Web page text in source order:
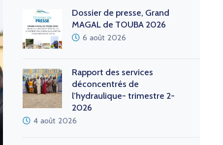
Dossier de presse, Grand
MAGAL de TOUBA 2026
6 août 2026
Rapport des services
déconcentrés de
l’hydraulique- trimestre 2-
2026
4 août 2026